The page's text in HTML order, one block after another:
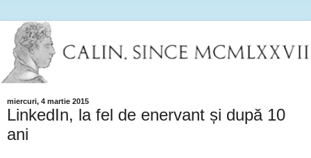
miercuri, 4 martie 2015
LinkedIn, la fel de enervant și după 10
ani